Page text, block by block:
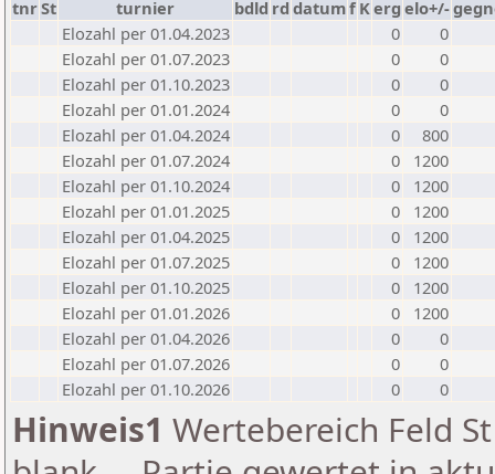
tnrSt turnier bdld rd datumf Kerg elo+/-
Elozahl per 01.04.2023
0
0
Elozahl per 01.07.2023
0
0
Elozahl per 01.10.2023
0
0
Elozahl per 01.01.2024
0
0
Elozahl per 01.04.2024
0
800
Elozahl per 01.07.2024
0
1200
Elozahl per 01.10.2024
0
1200
Elozahl per 01.01.2025
0
1200
Elozahl per 01.04.2025
0
1200
Elozahl per 01.07.2025
0
1200
Elozahl per 01.10.2025
0
1200
Elozahl per 01.01.2026
0
1200
Elozahl per 01.04.2026
0
0
Elozahl per 01.07.2026
0
0
Elozahl per 01.10.2026
0 0
Hinweis1 Wertebereich Feld